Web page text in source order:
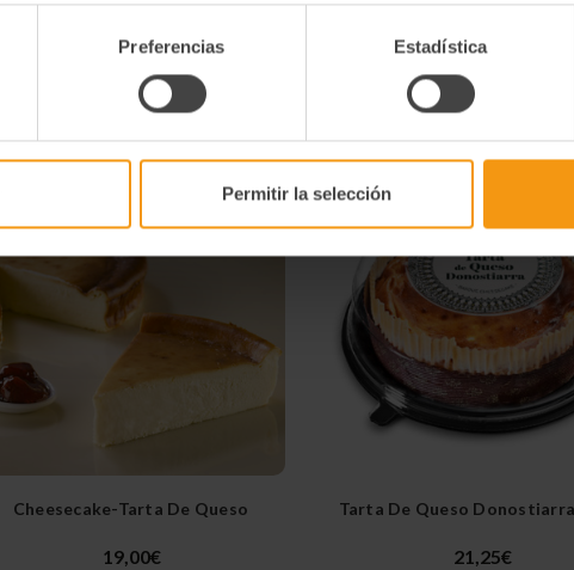
Preferencias Estadística
Permitir la selección
Cheesecake-Tarta De Queso
19,00€
Tarta De Queso Donostiarra
21,25€